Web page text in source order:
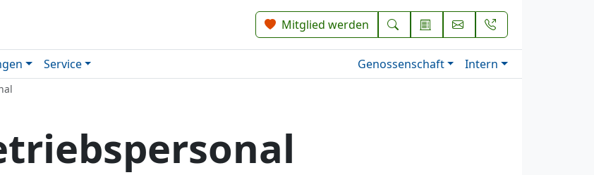
Mitglied werden
Service Genossenschaft Intern